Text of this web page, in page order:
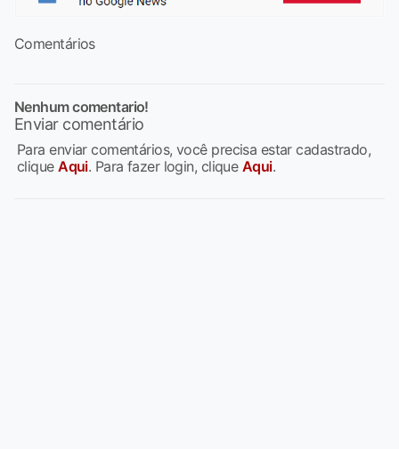
Comentários
Nenhum comentario!
Enviar comentário
Para enviar comentários, você precisa estar cadastrado,
cliqueAqui. Para fazer login, clique Aqui.